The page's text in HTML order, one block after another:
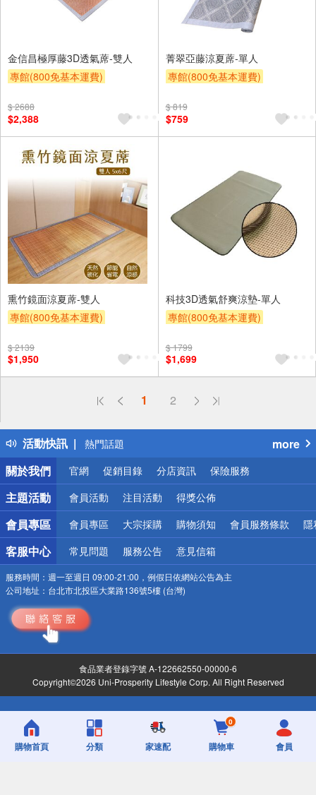
金信昌極厚藤3D透氣蓆-雙人
專館(800免基本運費)
$ 2688
$2,388
菁翠亞藤涼夏蓆-單人
專館(800免基本運費)
$ 819
$759
熏竹鏡面涼夏蓆-雙人
專館(800免基本運費)
$ 2139
$1,950
科技3D透氣舒爽涼墊-單人
專館(800免基本運費)
$ 1799
$1,699
1 2
活動快訊
偏遠地區配送
得獎公告
熱門話題
銀行優惠
偏遠地區配送
詐騙網頁！請小心！
more
關於我們
官網 促銷目錄 分店資訊 保險服務
主題活動 會員活動 注目活動 得獎公佈
會員專區 會員專區 大宗採購 購物須知 會員服務條款 隱
客服中心 常見問題 服務公告 意見信箱
服務時間： 週一至週日 09:00-21:00，例假日依網站公告為主
公司地址： 台北市北投區大業路136號5樓 (台灣)
食品業者登錄字號 A-122662550-00000-6
Copyright©2026 Uni-Prosperity Lifestyle Corp. All Right Reserved
購物首頁 分類 家速配
0
購物車 會員